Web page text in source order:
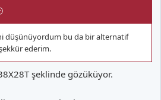
düşünüyordum bu da bir alternatif
ederim.
şeklinde gözüküyor.